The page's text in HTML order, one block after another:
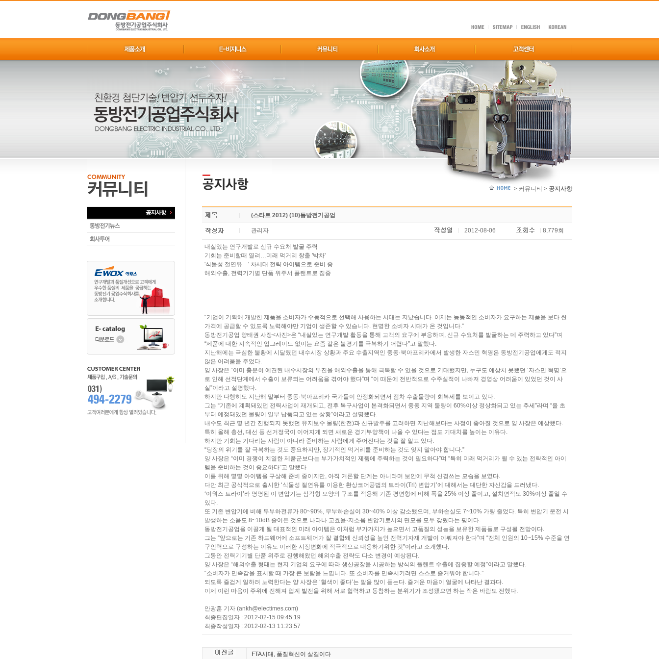
> 커뮤니티 > 공지사항
(스타트 2012) (10)동방전기공업
관리자 2012-08-06 8,779회
내실있는 연구개발로 신규 수요처 발굴 주력
기회는 준비할때 열려…미래 먹거리 창출 '박차'
'식물성 절연유…' 차세대 전략 아이템으로 준비 중
해외수출, 전력기기별 단품 위주서 플랜트로 집중
“기업이 기획해 개발한 제품을 소비자가 수동적으로 선택해 사용하는 시대는 지났습니다. 이제는 능동적인 소비자가 요구하는 제품을 보다 싼
가격에 공급할 수 있도록 노력해야만 기업이 생존할 수 있습니다. 현명한 소비자 시대가 온 것입니다.”
동방전기공업 양태권 사장<사진>은 “내실있는 연구개발 활동을 통해 고객의 요구에 부응하며, 신규 수요처를 발굴하는 데 주력하고 있다”며
“제품에 대한 지속적인 업그레이드 없이는 요즘 같은 불경기를 극복하기 어렵다”고 말했다.
지난해에는 극심한 불황에 시달렸던 내수시장 상황과 주요 수출지역인 중동·북아프리카에서 발생한 자스민 혁명은 동방전기공업에게도 적지
않은 어려움을 주었다.
양 사장은 “이미 충분히 예견된 내수시장의 부진을 해외수출을 통해 극복할 수 있을 것으로 기대했지만, 누구도 예상치 못했던 ‘자스민 혁명’으
로 인해 선적단계에서 수출이 보류되는 어려움을 겪어야 했다”며 “이 때문에 전반적으로 수주실적이 나빠져 경영상 어려움이 있었던 것이 사
실”이라고 설명했다.
하지만 다행히도 지난해 말부터 중동·북아프리카 국가들이 안정화되면서 점차 수출물량이 회복세를 보이고 있다.
그는 “기존에 계획돼있던 전력사업이 재개되고, 전후 복구사업이 본격화되면서 중동 지역 물량이 60%이상 정상화되고 있는 추세”라며 “올 초
부터 예정돼있던 물량이 일부 납품되고 있는 상황”이라고 설명했다.
내수도 최근 몇 년간 진행되지 못했던 유지보수 물량(한전)과 신규발주를 고려하면 지난해보다는 사정이 좋아질 것으로 양 사장은 예상했다.
특히 올해 총선, 대선 등 선거정국이 이어지게 되면 새로운 경기부양책이 나올 수 있다는 점도 기대치를 높이는 이유다.
하지만 기회는 기다리는 사람이 아니라 준비하는 사람에게 주어진다는 것을 잘 알고 있다.
“당장의 위기를 잘 극복하는 것도 중요하지만, 장기적인 먹거리를 준비하는 것도 잊지 말아야 합니다.”
양 사장은 “이미 경쟁이 치열한 제품군보다는 부가가치적인 제품에 주력하는 것이 필요하다”며 “특히 미래 먹거리가 될 수 있는 전략적인 아이
템을 준비하는 것이 중요하다”고 말했다.
이를 위해 몇몇 아이템을 구상해 준비 중이지만, 아직 거론할 단계는 아니라며 보안에 무척 신경쓰는 모습을 보였다.
다만 최근 공식적으로 출시한 ‘식물성 절연유를 이용한 환상코어공법의 트라이(Tri) 변압기’에 대해서는 대단한 자신감을 드러냈다.
‘이웍스 트라이’라 명명된 이 변압기는 삼각형 모양의 구조를 적용해 기존 평면형에 비해 폭을 25% 이상 줄이고, 설치면적도 30%이상 줄일 수
있다.
또 기존 변압기에 비해 무부하전류가 80~90%, 무부하손실이 30~40% 이상 감소됐으며, 부하손실도 7~10% 가량 줄었다. 특히 변압기 운전 시
발생하는 소음도 8~10dB 줄어든 것으로 나타나 고효율·저소음 변압기로서의 면모를 모두 갖췄다는 평이다.
동방전기공업을 이끌게 될 대표적인 미래 아이템은 이처럼 부가가치가 높으면서 고품질의 성능을 보유한 제품들로 구성될 전망이다.
그는 “앞으로는 기존 하드웨어에 소프트웨어가 잘 결합돼 신뢰성을 높인 전력기자재 개발이 이뤄져야 한다”며 “전체 인원의 10~15% 수준을 연
구인력으로 구성하는 이유도 이러한 시장변화에 적극적으로 대응하기위한 것”이라고 소개했다.
그동안 전력기기별 단품 위주로 진행해왔던 해외수출 전략도 다소 변경이 예상된다.
양 사장은 “해외수출 형태는 현지 기업의 요구에 따라 생산공장을 시공하는 방식의 플랜트 수출에 집중할 예정”이라고 말했다.
“소비자가 만족감을 표시할 때 가장 큰 보람을 느낍니다. 또 소비자를 만족시키려면 스스로 즐거워야 합니다.”
되도록 즐겁게 일하려 노력한다는 양 사장은 ‘혈색이 좋다’는 말을 많이 듣는다. 즐거운 마음이 얼굴에 나타난 결과다.
이제 이런 마음이 주위에 전해져 업계 발전을 위해 서로 협력하고 동참하는 분위기가 조성됐으면 하는 작은 바람도 전했다.
안광훈 기자 (ankh@electimes.com)
최종편집일자 : 2012-02-15 09:45:19
최종작성일자 : 2012-02-13 11:23:57
FTA시대, 품질혁신이 살길이다